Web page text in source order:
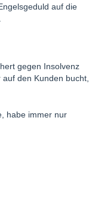
auf die
gegen Insolvenz
den Kunden bucht,
habe immer nur